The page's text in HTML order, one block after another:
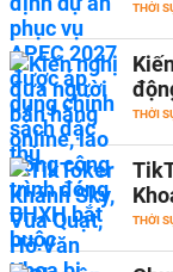
THỜI
THỜI
THỜI